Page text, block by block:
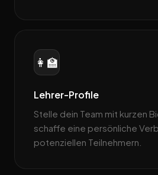
👩‍🏫
Lehrer-Profile
Stelle dein Team mit kurzen
schaffe eine persönliche
potenziellen Teilnehmern.